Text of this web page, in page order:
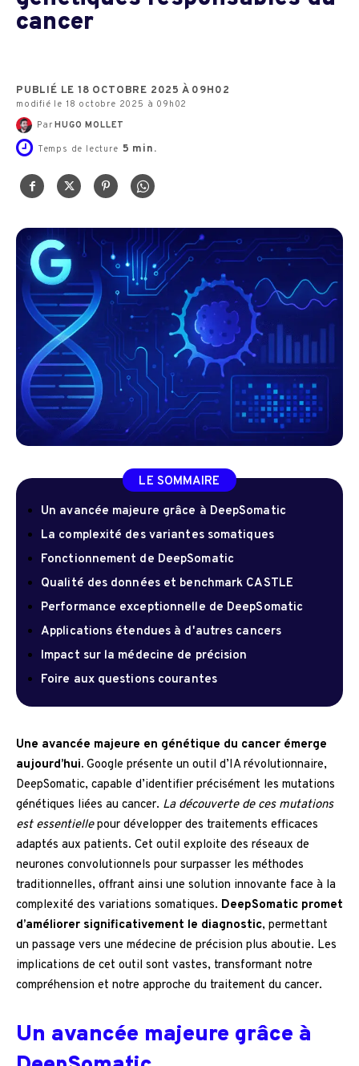
cancer
PUBLIÉ LE 18 OCTOBRE 2025 À 09H02
modifié le 18 octobre 2025 à 09h02
Par HUGO MOLLET
Temps de lecture 5 min.
LE SOMMAIRE
Un avancée majeure grâce à DeepSomatic
La complexité des variantes somatiques
Fonctionnement de DeepSomatic
Qualité des données et benchmark CASTLE
Performance exceptionnelle de DeepSomatic
Applications étendues à d'autres cancers
Impact sur la médecine de précision
Foire aux questions courantes
Une avancée majeure en génétique du cancer émerge
aujourd’hui. Google présente un outil d’IA révolutionnaire,
DeepSomatic, capable d’identifier précisément les mutations
génétiques liées au cancer. La découverte de ces mutations
est essentiellepour développer des traitements efficaces
adaptés aux patients. Cet outil exploite des réseaux de
neurones convolutionnels pour surpasser les méthodes
traditionnelles, offrant ainsi une solution innovante face à la
complexité des variations somatiques. DeepSomatic promet
d’améliorer significativement le diagnostic, permettant
un passage vers une médecine de précision plus aboutie. Les
implications de cet outil sont vastes, transformant notre
compréhension et notre approche du traitement du cancer.
Un avancée majeure grâce à